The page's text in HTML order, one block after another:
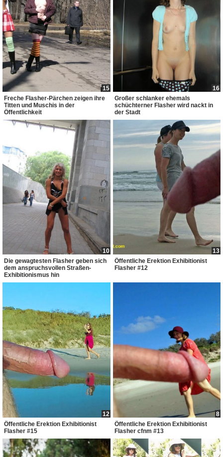
15
Freche Flasher-Pärchen zeigen ihre
Titten und Muschis in der
Öffentlichkeit
16
Großer schlanker ehemals
schüchterner Flasher wird nackt in
der Stadt
10
Die gewagtesten Flasher geben sich
dem anspruchsvollen Straßen-
Exhibitionismus hin
13
Öffentliche Erektion Exhibitionist
Flasher #12
12
Öffentliche Erektion Exhibitionist
Flasher #15
8
Öffentliche Erektion Exhibitionist
Flasher cfnm #13